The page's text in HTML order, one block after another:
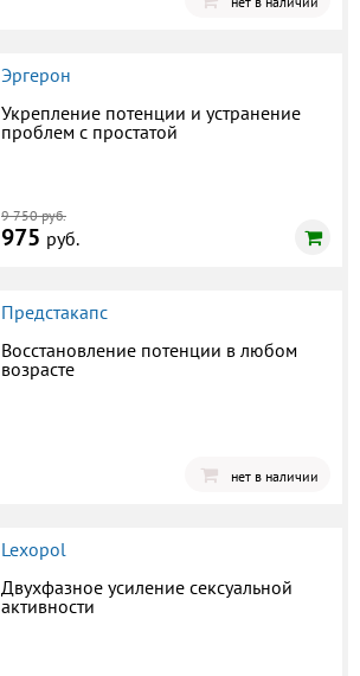
Эргерон
Укрепление потенции и устранение
проблем с простатой
9 750 руб.
975 руб.
Предстакапс
Восстановление потенции в любом
возрасте
нет в наличии
Lexopol
Двухфазное усиление сексуальной
активности